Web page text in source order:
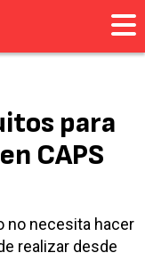
para
CAPS
no necesita hacer
realizar desde